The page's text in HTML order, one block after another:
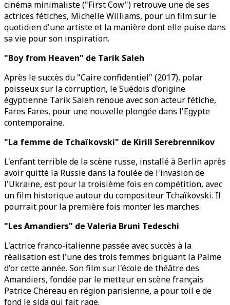
cinéma minimaliste ("First Cow") retrouve une de ses
actrices fétiches, Michelle Williams, pour un film sur le
quotidien d'une artiste et la manière dont elle puise dans
sa vie pour son inspiration.
"Boy from Heaven" de Tarik Saleh
Après le succès du "Caire confidentiel" (2017), polar
poisseux sur la corruption, le Suédois d'origine
égyptienne Tarik Saleh renoue avec son acteur fétiche,
Fares Fares, pour une nouvelle plongée dans l'Egypte
contemporaine.
"La femme de Tchaïkovski" de Kirill Serebrennikov
L'enfant terrible de la scène russe, installé à Berlin après
avoir quitté la Russie dans la foulée de l'invasion de
l'Ukraine, est pour la troisième fois en compétition, avec
un film historique autour du compositeur Tchaïkovski. Il
pourrait pour la première fois monter les marches.
"Les Amandiers" de Valeria Bruni Tedeschi
L'actrice franco-italienne passée avec succès à la
réalisation est l'une des trois femmes briguant la Palme
d'or cette année. Son film sur l'école de théâtre des
Amandiers, fondée par le metteur en scène français
Patrice Chéreau en région parisienne, a pour toil e de
fond le sida qui fait rage.